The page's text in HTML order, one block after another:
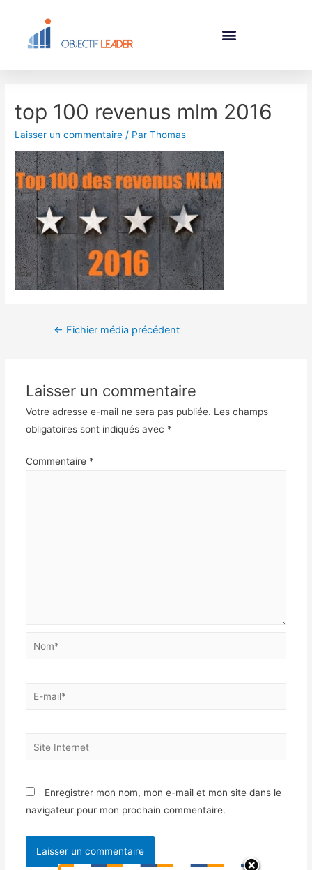
top 100 revenus mlm 2016
Laisser un commentaire / ParThomas
← Fichier média précédent
Laisser un commentaire
Votre adresse e-mail ne sera pas publiée. Les champs
obligatoires sont indiqués avec *
Commentaire *
Enregistrer mon nom, mon e-mail et mon site dans le
navigateur pour mon prochain commentaire.